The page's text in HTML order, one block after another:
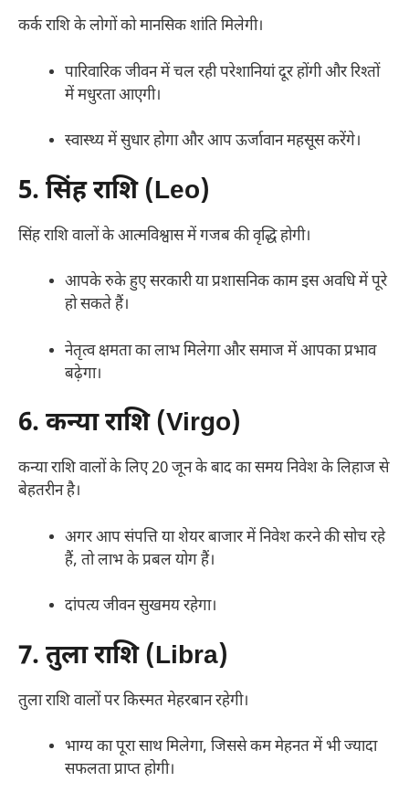
कर्क राशि के लोगों को मानसिक शांति मिलेगी।
पारिवारिक जीवन में चल रही परेशानियां दूर होंगी और रिश्तों
में मधुरता आएगी।
स्वास्थ्य में सुधार होगा और आप ऊर्जावान महसूस करेंगे।
5. सिंह राशि (Leo)
सिंह राशि वालों के आत्मविश्वास में गजब की वृद्धि होगी।
आपके रुके हुए सरकारी या प्रशासनिक काम इस अवधि में पूरे
हो सकते हैं।
नेतृत्व क्षमता का लाभ मिलेगा और समाज में आपका प्रभाव
बढ़ेगा।
6. कन्या राशि (Virgo)
कन्या राशि वालों के लिए 20 जून के बाद का समय निवेश के लिहाज से
बेहतरीन है।
अगर आप संपत्ति या शेयर बाजार में निवेश करने की सोच रहे
हैं, तो लाभ के प्रबल योग हैं।
दांपत्य जीवन सुखमय रहेगा।
7. तुला राशि (Libra)
तुला राशि वालों पर किस्मत मेहरबान रहेगी।
भाग्य का पूरा साथ मिलेगा, जिससे कम मेहनत में भी ज्यादा
सफलता प्राप्त होगी।